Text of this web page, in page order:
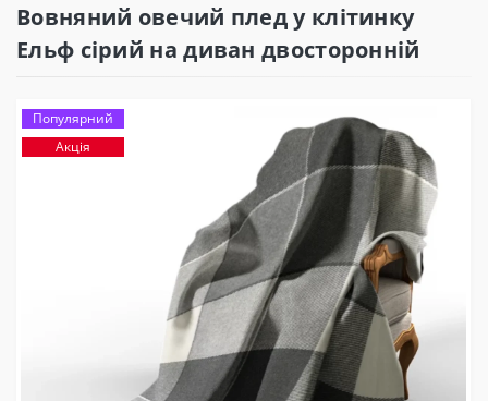
Вовняний овечий плед у клітинку
Ельф сірий на диван двосторонній
Популярний
Акція